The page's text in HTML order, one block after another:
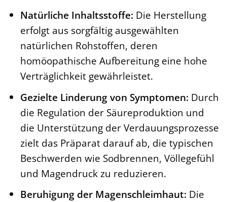
Natürliche Inhaltsstoffe: Die Herstellung
erfolgt aus sorgfältig ausgewählten
natürlichen Rohstoffen, deren
homöopathische Aufbereitung eine hohe
Verträglichkeit gewährleistet.
Gezielte Linderung von Symptomen: Durch
die Regulation der Säureproduktion und
die Unterstützung der Verdauungsprozesse
zielt das Präparat darauf ab, die typischen
Beschwerden wie Sodbrennen, Völlegefühl
und Magendruck zu reduzieren.
Beruhigung der Magenschleimhaut: Die